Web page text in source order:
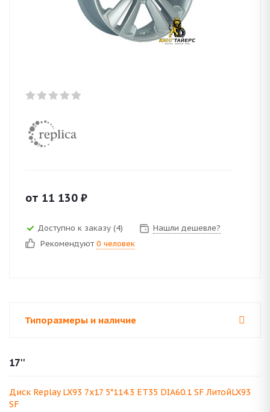
от 11 130 ₽
Доступно к заказу (4)
Нашли дешевле?
Рекомендуют 0 человек
Типоразмеры и наличие
17''
Диск Replay LX93 7x17 5*114.3 ET35 DIA60.1 SF ЛитойLX93
SF